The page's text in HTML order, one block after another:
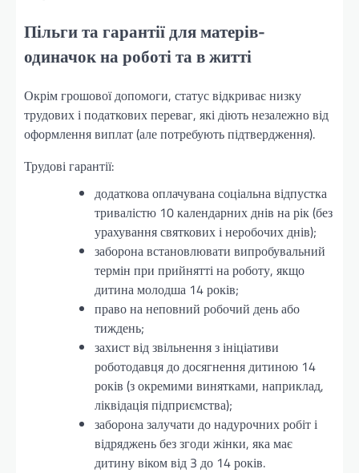
Пільги та гарантії для матерів-
одиначок на роботі та в житті
Окрім грошової допомоги, статус відкриває низку
трудових і податкових переваг, які діють незалежно від
оформлення виплат (але потребують підтвердження).
Трудові гарантії:
додаткова оплачувана соціальна відпустка
тривалістю 10 календарних днів на рік (без
урахування святкових і неробочих днів);
заборона встановлювати випробувальний
термін при прийнятті на роботу, якщо
дитина молодша 14 років;
право на неповний робочий день або
тиждень;
захист від звільнення з ініціативи
роботодавця до досягнення дитиною 14
років (з окремими винятками, наприклад,
ліквідація підприємства);
заборона залучати до надурочних робіт і
відряджень без згоди жінки, яка має
дитину віком від 3 до 14 років.